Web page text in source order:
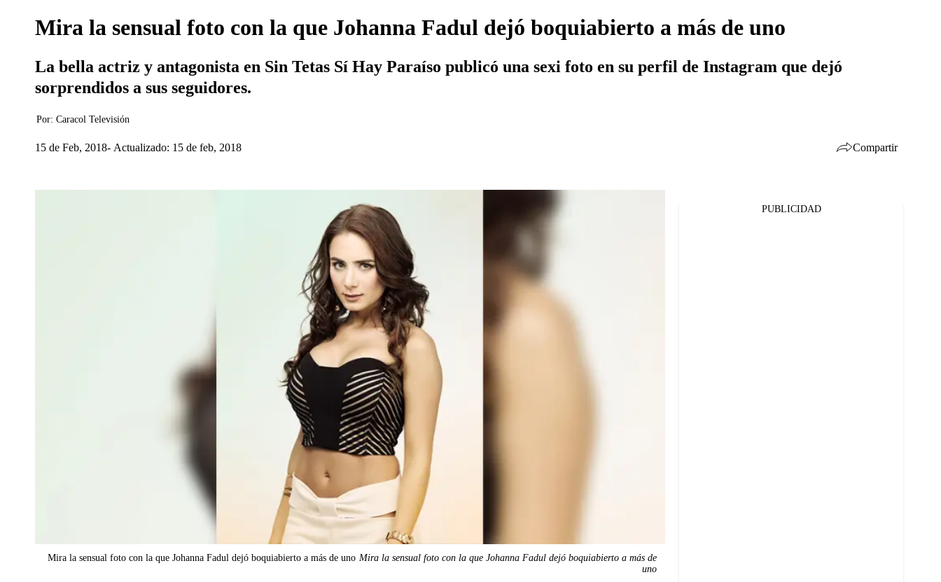
Mira la sensual foto con la que Johanna Fadul dejó boquiabierto a más de uno
La bella actriz y antagonista en Sin Tetas Sí Hay Paraíso publicó una sexi foto en su perfil de Instagram que dejó
sorprendidos a sus seguidores.
Por: Caracol Televisión
15 de Feb, 2018 Actualizado: 15 de feb, 2018 Compartir
Mira la sensual foto con la que Johanna Fadul dejó boquiabierto a más de uno Mira la sensual foto con la que Johanna Fadul dejó boquiabierto a más de
uno
PUBLICIDAD